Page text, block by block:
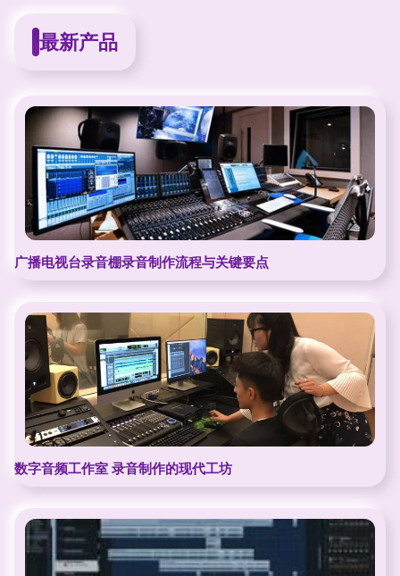
最新产品
广播电视台录音棚录音制作流程与关键要点
数字音频工作室 录音制作的现代工坊